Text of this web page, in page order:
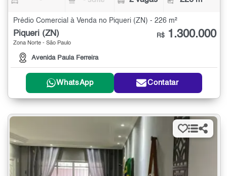
Prédio Comercial à Venda no Piqueri (ZN) - 226 m²
Piqueri (ZN)
Zona Norte - São Paulo
Avenida Paula Ferreira
R$ 1.300.000
WhatsApp Contatar